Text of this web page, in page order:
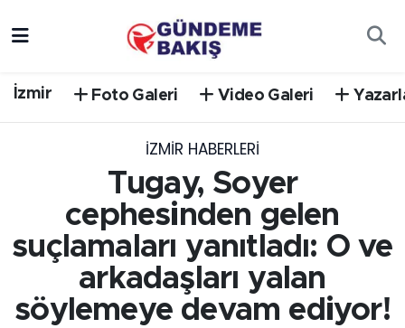
İzmir Foto Galeri Video Galeri
İZMIR HABERLERI
Tugay, Soyer
cephesinden gelen
suçlamaları yanıtladı: O ve
arkadaşları yalan
söylemeye devam ediyor!
EGE
EĞİTİM
EKONOMİ
Trafik Durumu
Süper Lig Puan Durumu ve Fikstür
Tüm Manşetler
Son Dakika Haberleri